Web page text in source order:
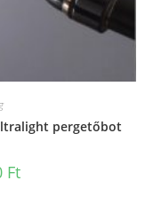
pergetőbot
FtCurrent
price